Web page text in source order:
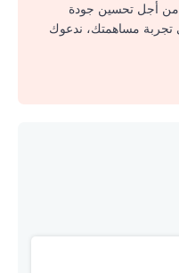
من أجل تحسين جودة
تجربة مساهمتك، ندعوك